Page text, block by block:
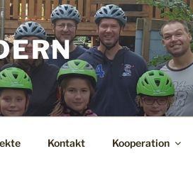
Kontakt Kooperation